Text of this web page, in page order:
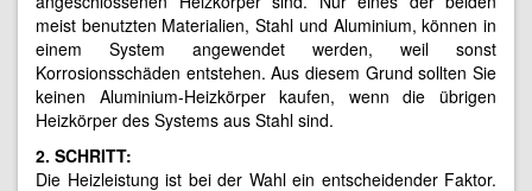
meist benutzten Materialien, Stahl und Aluminium, können in
einem System angewendet werden, weil sonst
Korrosionsschäden entstehen. Aus diesem Grund sollten Sie
keinen Aluminium-Heizkörper kaufen, wenn die übrigen
Heizkörper des Systems aus Stahl sind.
2. SCHRITT:
Die Heizleistung ist bei der Wahl ein entscheidender Faktor.